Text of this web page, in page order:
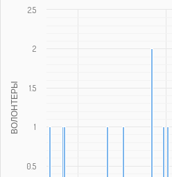
ВОЛОНТЕРЫ
0.5
1
1.5
2
2.5